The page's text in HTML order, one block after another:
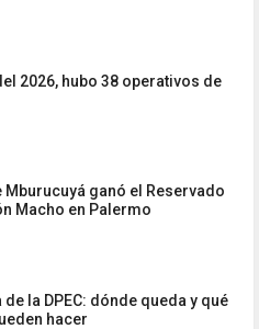
2026, hubo 38 operativos de
Mburucuyá ganó el Reservado
Macho en Palermo
de la DPEC: dónde queda y qué
hacer